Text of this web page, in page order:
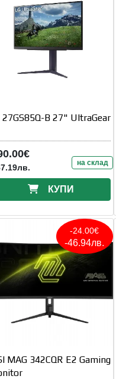
27GS85Q-B 27" UltraGear
на склад
КУПИ
-24.00€
-46.94лв.
MAG 342CQR E2 Gaming